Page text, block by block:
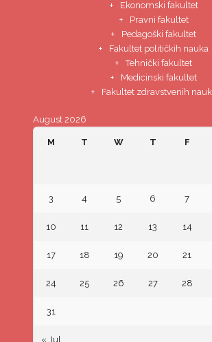
Ekonomski fakultet
Pravni fakultet
Pedagoški fakultet
Fakultet političkih nauka
Tehnički fakultet
Medicinski fakultet
Fakultet zdravstvenih
August 2026
M T W T F
« Jul
3 4 5 6 7
10 11 12 13 14
17 18 19 20 21
24 25 26 27 28
31